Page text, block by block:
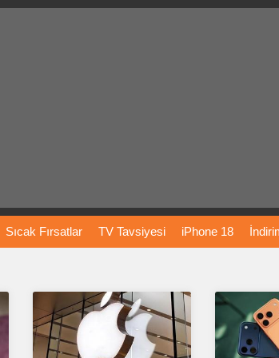
Sıcak Fırsatlar TV Tavsiyesi iPhone 18
Bitcoin Dizi Önerileri Önerileri
İnstagram Çöktü Mü